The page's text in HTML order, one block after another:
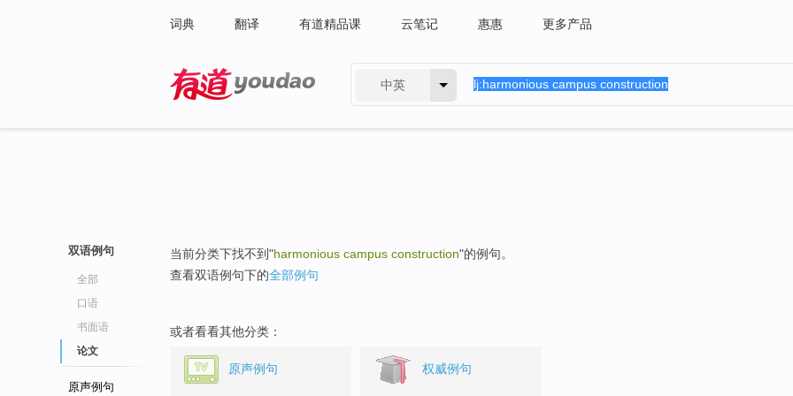
词典 翻译 有道精品课 云笔记 惠惠 更多产品
中英
双语例句
全部
口语
书面语
论文
原声例句
当前分类下找不到"harmonious campus construction"的例句。
查看双语例句下的全部例句
或者看看其他分类：
原声例句 权威例句